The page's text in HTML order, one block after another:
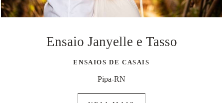
Ensaio Janyelle e Tasso
ENSAIOS DE CASAIS
Pipa-RN